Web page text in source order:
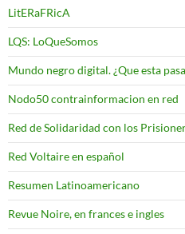
LitERaFRicA
LQS: LoQueSomos
Mundo negro digital. ¿Que esta
Nodo50 contrainformacion en red
Red de Solidaridad con los
Red Voltaire en español
Resumen Latinoamericano
Revue Noire, en frances e ingles